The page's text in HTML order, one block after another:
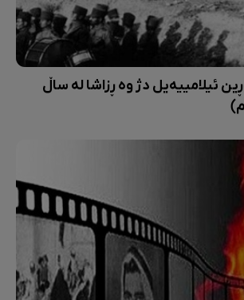
ئیلامییەیل دژ وە ڕزاشا لە ساڵ